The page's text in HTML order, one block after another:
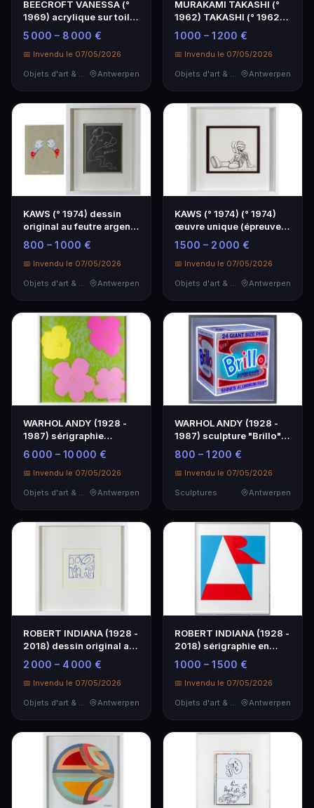
BEECROFT VANESSA (°
1969) acrylique sur toile
: "Autoportrai…
5 000 – 8 000 €
📅 Invendu le 07/05/2026
Objets d'art & Curiosités
Antwerpen
MURAKAMI TAKASHI (°
1962) TAKASHI (° 1962)
dessin au marqueu…
1 000 – 1 200 €
📅 Invendu le 07/05/2026
Objets d'art & Curiosités
Antwerpen
KAWS (° 1974) dessin
original au feutre argenté
sur une page…
800 – 1 000 €
📅 Invendu le 07/05/2026
Objets d'art & Curiosités
Antwerpen
KAWS (° 1974) (° 1974)
œuvre unique (épreuve)
sur textile av…
1 500 – 2 000 €
📅 Invendu le 07/05/2026
Objets d'art & Curiosités
Antwerpen
WARHOL ANDY (1928 -
1987) sérigraphie
originale "Sunday B Mo…
6 000 – 10 000 €
📅 Invendu le 07/05/2026
Objets d'art & Curiosités
Antwerpen
WARHOL ANDY (1928 -
1987) sculpture "Brillo"
au néon - dans …
800 – 1 200 €
📅 Invendu le 07/05/2026
Sculptures
Antwerpen
ROBERT INDIANA (1928 -
2018) dessin original au
feutre bleu …
2 000 – 4 000 €
📅 Invendu le 07/05/2026
Antwerpen
ROBERT INDIANA (1928 -
2018) sérigraphie en
couleurs de "The…
1 000 – 1 500 €
📅 Invendu le 07/05/2026
Antwerpen